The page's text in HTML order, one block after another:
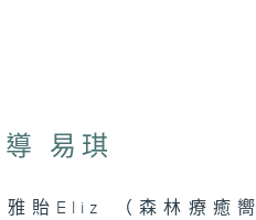
易琪
貽Eliz （森林療癒嚮